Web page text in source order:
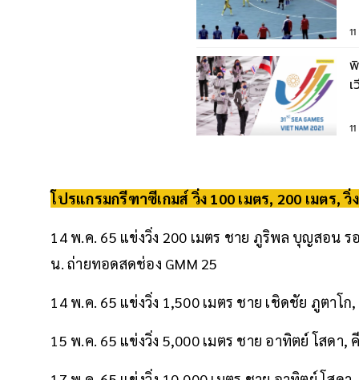
โปรแกรมกรีฑาซีเกมส์ วิ่ง 100 เมตร, 200 เมตร,
14 พ.ค. 65 แข่งวิ่ง 200 เมตร ชาย ภูริพล บุญสอน ร
น. ถ่ายทอดสดช่อง GMM 25
14 พ.ค. 65 แข่งวิ่ง 1,500 เมตร ชาย เชิดชัย ภูตาโ
15 พ.ค. 65 แข่งวิ่ง 5,000 เมตร ชาย อาทิตย์ โสดา,